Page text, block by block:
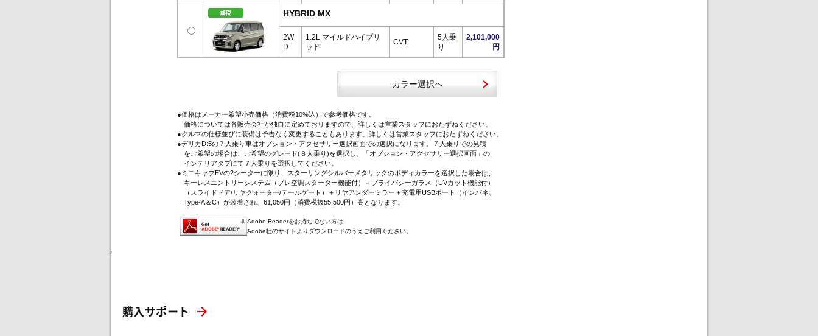
HYBRID MX
2W
D
1.2L マイルドハイブリ
ッド
CVT
5人乗
り
2,101,000
円
カラー選択へ
●価格はメーカー希望小売価格（消費税10%込）で参考価格です。
価格については各販売会社が独自に定めておりますので、詳しくは営業スタッフにおたずねください。
●クルマの仕様並びに装備は予告なく変更することもあります。詳しくは営業スタッフにおたずねください。
●デリカD:5の７人乗り車はオプション・アクセサリー選択画面での選択になります。７人乗りでの見積
をご希望の場合は、ご希望のグレード(８人乗り)を選択し、「オプション・アクセサリー選択画面」の
インテリアタブにて７人乗りを選択してください。
●ミニキャブEVの2シーターに限り、スターリングシルバーメタリックのボディカラーを選択した場合は、
キーレスエントリーシステム（プレ空調スターター機能付）＋プライバシーガラス（UVカット機能付）
（スライドドア/リヤクォーター/テールゲート）＋リヤアンダーミラー＋充電用USBポート（インパネ、
Type-A＆C）が装着され、61,050円（消費税抜55,500円）高となります。
Adobe Readerをお持ちでない方は
Adobe社のサイトよりダウンロードのうえご利用ください。
'
購入サポート